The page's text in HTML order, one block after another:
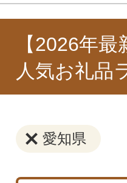
【2026年
人気お礼品
愛知県